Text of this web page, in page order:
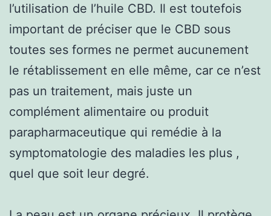
l’utilisation de l’huile CBD. Il est toutefois
important de préciser que le CBD sous
toutes ses formes ne permet aucunement
le rétablissement en elle même, car ce n’est
pas un traitement, mais juste un
complément alimentaire ou produit
parapharmaceutique qui remédie à la
symptomatologie des maladies les plus ,
quel que soit leur degré.